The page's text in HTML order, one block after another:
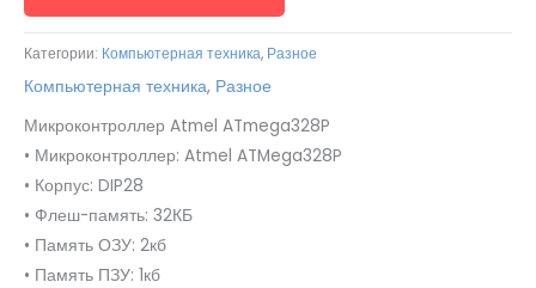
Категории: Компьютерная техника, Разное
Компьютерная техника, Разное
Микроконтроллер Atmel ATmega328P
• Микроконтроллер: Atmel ATMega328P
• Корпус: DIP28
• Флеш-память: 32КБ
• Память ОЗУ: 2кб
• Память ПЗУ: 1кб